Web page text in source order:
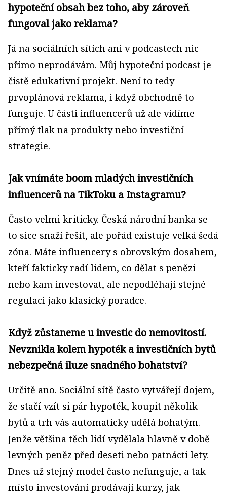
hypoteční obsah bez toho, aby zároveň
fungoval jako reklama?
Já na sociálních sítích ani v podcastech nic
přímo neprodávám. Můj hypoteční podcast je
čistě edukativní projekt. Není to tedy
prvoplánová reklama, i když obchodně to
funguje. U části influencerů už ale vidíme
přímý tlak na produkty nebo investiční
strategie.
Jak vnímáte boom mladých investičních
influencerů na TikToku a Instagramu?
Často velmi kriticky. Česká národní banka se
to sice snaží řešit, ale pořád existuje velká šedá
zóna. Máte influencery s obrovským dosahem,
kteří fakticky radí lidem, co dělat s penězi
nebo kam investovat, ale nepodléhají stejné
regulaci jako klasický poradce.
Když zůstaneme u investic do nemovitostí.
Nevznikla kolem hypoték a investičních bytů
nebezpečná iluze snadného bohatství?
Určitě ano. Sociální sítě často vytvářejí dojem,
že stačí vzít si pár hypoték, koupit několik
bytů a trh vás automaticky udělá bohatým.
Jenže většina těch lidí vydělala hlavně v době
levných peněz před deseti nebo patnácti lety.
Dnes už stejný model často nefunguje, a tak
místo investování prodávají kurzy, jak